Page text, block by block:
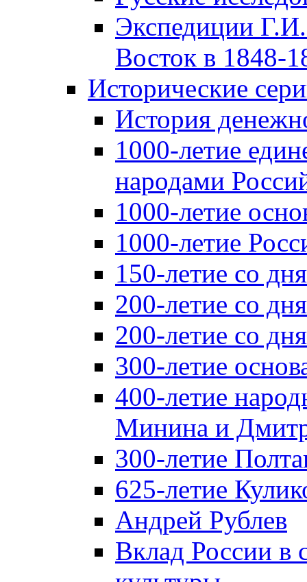
Экспедиции
Восток в 1848-
Исторические
История
1000-летие
народами
1000-летие
1000-летие
150-летие со
200-летие со
200-летие со
300-летие
400-летие
Минина и
300-летие
625-летие
Андрей Рублев
Вклад России в